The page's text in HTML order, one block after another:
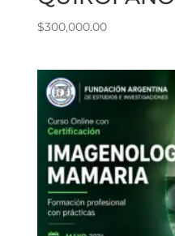
$300,000.00